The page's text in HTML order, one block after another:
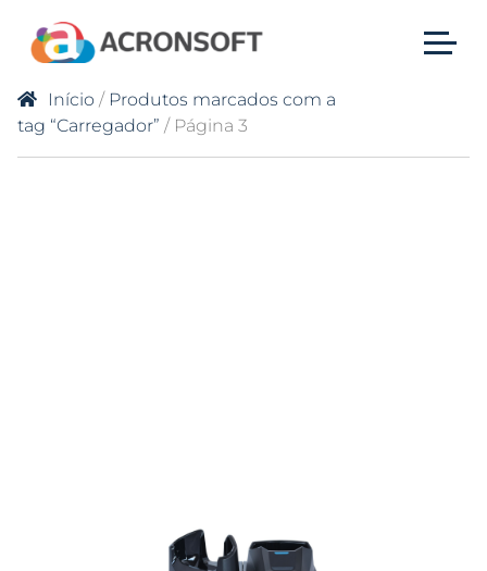
Início / Produtos marcados com a
tag “Carregador” / Página 3